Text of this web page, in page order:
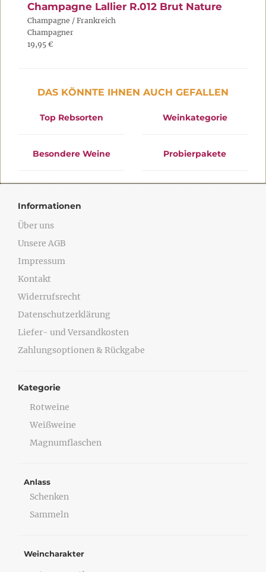
Champagne Lallier R.012 Brut Nature
Champagne / Frankreich
Champagner
19,95 €
DAS KÖNNTE IHNEN AUCH GEFALLEN
Top Rebsorten Weinkategorie
Besondere Weine Probierpakete
Informationen
Über uns
Unsere AGB
Impressum
Kontakt
Widerrufsrecht
Datenschutzerklärung
Liefer- und Versandkosten
Zahlungsoptionen & Rückgabe
Kategorie
Rotweine
Weißweine
Magnumflaschen
Anlass
Schenken
Sammeln
Weincharakter